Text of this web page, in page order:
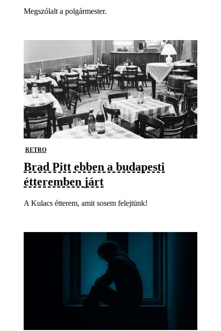
Megszólalt a polgármester.
RETRO
Brad Pitt ebben a budapesti
étteremben járt
A Kulacs étterem, amit sosem felejtünk!